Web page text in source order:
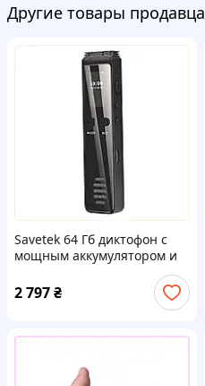
Другие товары продавца
Savetek 64 Гб диктофон с
мощным аккумулятором и
2 797₴